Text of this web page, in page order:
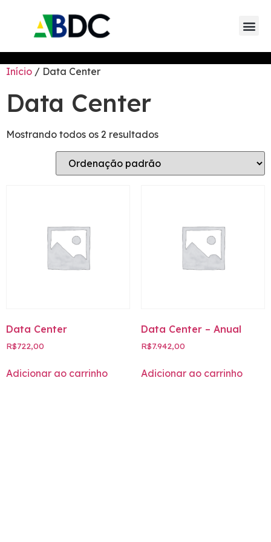
Início / Data Center
Data Center
Mostrando todos os 2 resultados
Data Center
R$722,00
Adicionar ao carrinho
Data Center – Anual
R$7.942,00
Adicionar ao carrinho